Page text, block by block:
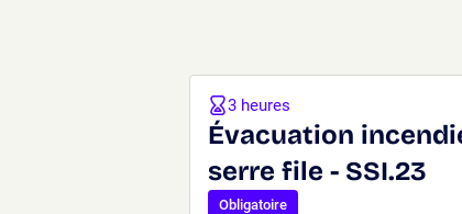
Évacuation
serre file - SSI.23
Obligatoire
3 heures